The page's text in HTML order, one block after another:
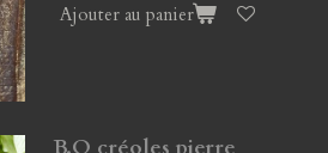
Ajouter au panier